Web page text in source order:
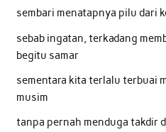
sembari menatapnya pilu dari
sebab ingatan, terkadang
begitu samar
sementara kita terlalu terbuai
musim
tanpa pernah menduga takdir